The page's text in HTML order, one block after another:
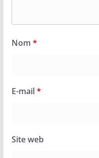
Nom *
E-mail*
Site web